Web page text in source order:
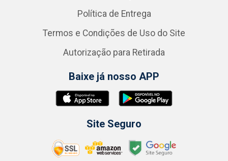
Política de Entrega
Termos e Condições de Uso do Site
Autorização para Retirada
Baixe já nosso APP
Site Seguro